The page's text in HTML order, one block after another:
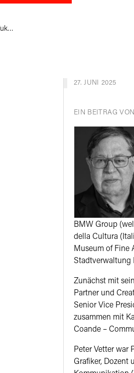
Identität, Marke, Zukunft (II)
27. JUNI 2025
EIN BEITRAG
BMW Group
della Cultura
Museum of Fine
Stadtverwaltung
Zunächst mit
Partner und
Senior Vice
zusammen mit
Coande –
Peter Vetter war
Grafiker, Dozent